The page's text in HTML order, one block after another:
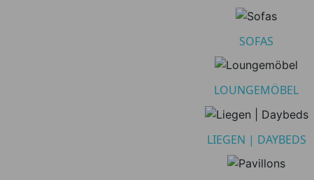
SOFAS
LOUNGEMÖBEL
LIEGEN | DAYBEDS